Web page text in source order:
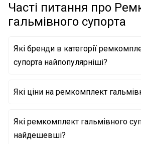
Часті питання про
гальмівного супорта
Які бренди в категорії
супорта найпопулярніші?
ERT
AUTOFREN SEINSA
TOYOTA
Які ціни на ремкомплект
Які ремкомплект гальмівного
найдешевші?